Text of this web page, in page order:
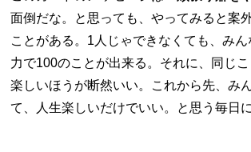
面倒だな。と思っても、やってみると案
ことがある。1人じゃできなくても、み
力で100のことが出来る。それに、同じこ
楽しいほうが断然いい。これから先、み
て、人生楽しいだけでいい。と思う毎日